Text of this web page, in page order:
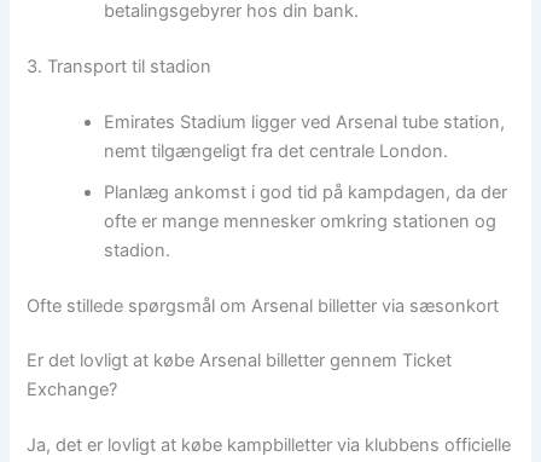
betalingsgebyrer hos din bank.
3. Transport til stadion
Emirates Stadium ligger ved Arsenal tube station,
nemt tilgængeligt fra det centrale London.
Planlæg ankomst i god tid på kampdagen, da der
ofte er mange mennesker omkring stationen og
stadion.
Ofte stillede spørgsmål om Arsenal billetter via sæsonkort
Er det lovligt at købe Arsenal billetter gennem Ticket
Exchange?
Ja, det er lovligt at købe kampbilletter via klubbens officielle